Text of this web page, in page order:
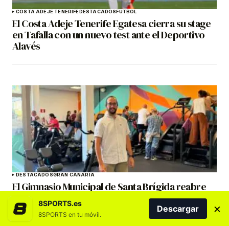
COSTA ADEJE TENERIFE DESTACADOS FÚTBOL
El Costa Adeje Tenerife Egatesa cierra su stage
en Tafalla con un nuevo test ante el Deportivo
Alavés
DESTACADOSGRAN CANARIA
El Gimnasio Municipal de Santa Brígida reabre
sus puertas con unas instalaciones
completamente renovadas
8SPORTS.es
8SPORTS en tu móvil.
Descargar ×